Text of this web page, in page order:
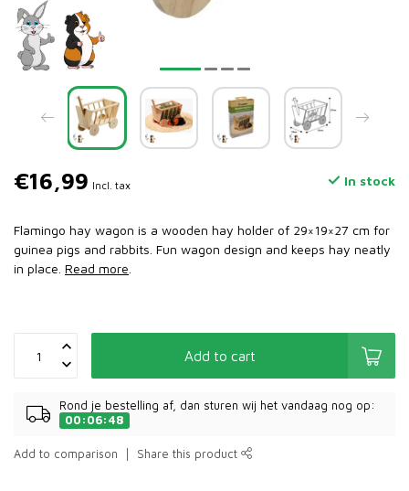
€16,99 Incl. tax In stock
Flamingo hay wagon is a wooden hay holder of 29×19×27 cm for
guinea pigs and rabbits. Fun wagon design and keeps hay neatly
in place. Read more
Add to cart
Rond je bestelling af, dan sturen wij het vandaag nog op:
00:06:48
Add to comparison Share this product